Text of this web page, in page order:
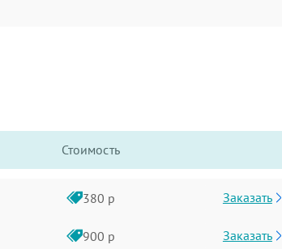
Стоимость
380 р Заказать
900 р Заказать